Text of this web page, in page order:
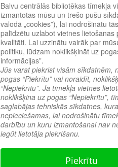
Balvu centrālās bibliotēkas tīmekļa
izmantotas mūsu un trešo pušu
valodā „cookies”), lai nodrošinātu
palīdzētu uzlabot vietnes lietošanas
kvalitāti. Lai uzzinātu vairāk par
politiku, lūdzam noklikšķināt uz
informācijas”.
Jūs varat piekrist visām sīkdatnēm,
pogas “Piekrītu” vai noraidīt,
“Nepiekrītu”. Ja tīmekļa vietnes
noklikšķina uz pogas “Nepiekrītu”,
saglabājas tehniskās sīkdatnes,
nepieciešamas, lai nodrošinātu
darbību un kuru izmantošanai nav
iegūt lietotāja piekrišanu.
Piekrītu